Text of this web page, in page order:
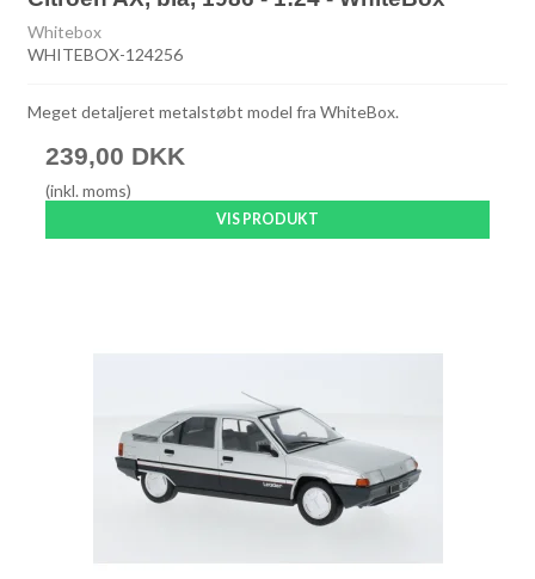
Whitebox
WHITEBOX-124256
Meget detaljeret metalstøbt model fra WhiteBox.
239,00 DKK
(inkl. moms)
VIS PRODUKT